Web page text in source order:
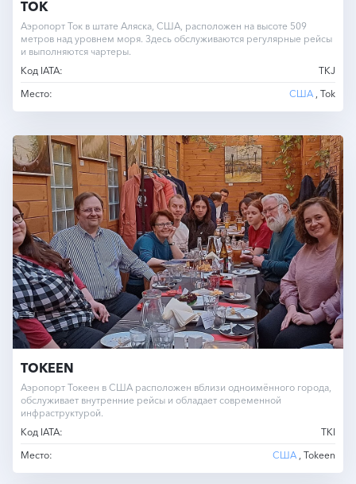
TOK
Аэропорт Ток в штате Аляска, США, расположен на высоте 509
метров над уровнем моря. Здесь обслуживаются регулярные рейсы
и выполняются чартеры.
Код IATA:
TKJ
Место:
США , Tok
TOKEEN
Аэропорт Токеен в США расположен вблизи одноимённого города,
обслуживает внутренние рейсы и обладает современной
инфраструктурой.
Код IATA:
TKI
Место:
США , Tokeen